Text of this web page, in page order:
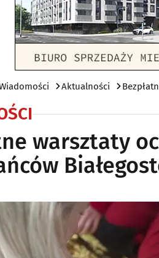
Aktualności
warsztaty